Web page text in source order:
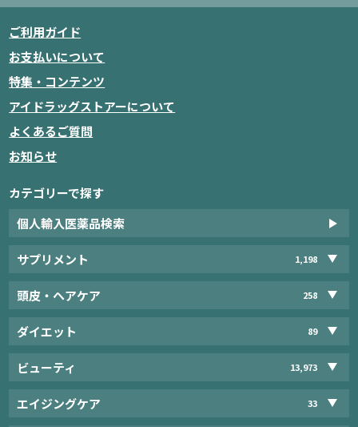
ご利用ガイド
お支払いについて
特集・コンテンツ
アイドラッグストアーについて
よくあるご質問
お知らせ
カテゴリーで探す
個人輸入医薬品検索
サプリメント 1,198
頭皮・ヘアケア 258
ダイエット 89
ビューティ 13,973
エイジングケア 33